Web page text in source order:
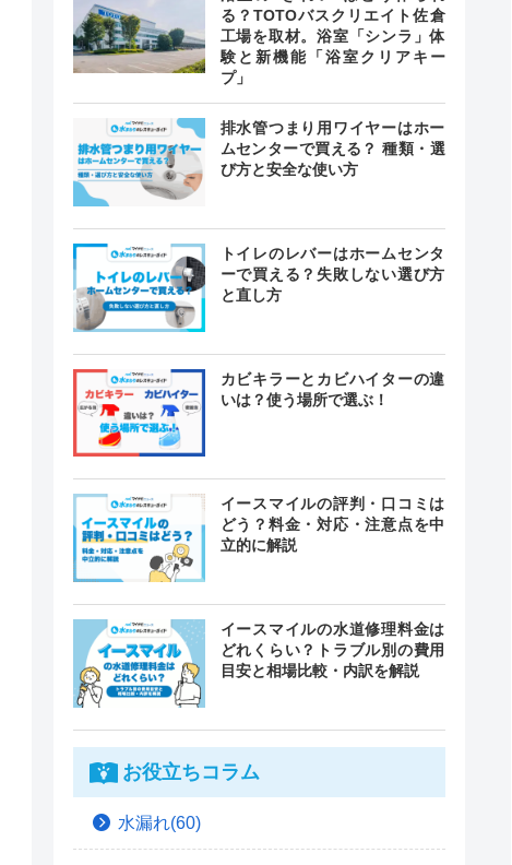
る？TOTOバスクリエイト佐倉
工場を取材。浴室「シンラ」体
験と新機能「浴室クリアキー
プ」
排水管つまり用ワイヤーはホー
ムセンターで買える？ 種類・選
び方と安全な使い方
トイレのレバーはホームセンタ
ーで買える？失敗しない選び方
と直し方
カビキラーとカビハイターの違
いは？使う場所で選ぶ！
イースマイルの評判・口コミは
どう？料金・対応・注意点を中
立的に解説
イースマイルの水道修理料金は
どれくらい？トラブル別の費用
目安と相場比較・内訳を解説
お役立ちコラム
水漏れ(60)